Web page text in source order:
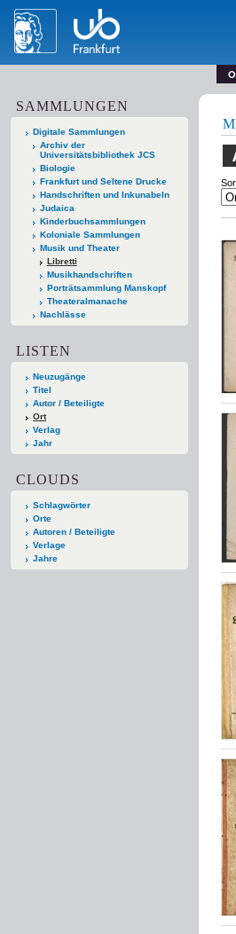
SAMMLUNGEN
Digitale Sammlungen
Archiv der
Universitätsbibliothek JCS
Biologie
Frankfurt und Seltene Drucke
Handschriften und Inkunabeln
Judaica
Kinderbuchsammlungen
Koloniale Sammlungen
Musik und Theater
Libretti
Musikhandschriften
Porträtsammlung Manskopf
Theateralmanache
Nachlässe
LISTEN
Neuzugänge
Titel
Autor / Beteiligte
Ort
Verlag
Jahr
CLOUDS
Schlagwörter
Orte
Autoren / Beteiligte
Verlage
Jahre